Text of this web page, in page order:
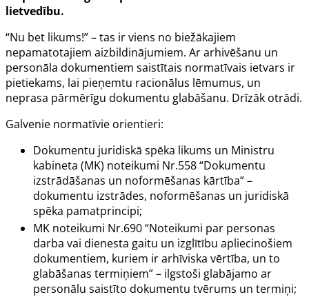
lietvedību.
“Nu bet likums!” – tas ir viens no biežākajiem
nepamatotajiem aizbildinājumiem. Ar arhivēšanu un
personāla dokumentiem saistītais normatīvais ietvars ir
pietiekams, lai pieņemtu racionālus lēmumus, un
neprasa pārmērīgu dokumentu glabāšanu. Drīzāk otrādi.
Galvenie normatīvie orientieri:
Dokumentu juridiskā spēka likums un Ministru
kabineta (MK) noteikumi Nr.558 “Dokumentu
izstrādāšanas un noformēšanas kārtība” –
dokumentu izstrādes, noformēšanas un juridiskā
spēka pamatprincipi;
MK noteikumi Nr.690 “Noteikumi par personas
darba vai dienesta gaitu un izglītību apliecinošiem
dokumentiem, kuriem ir arhīviska vērtība, un to
glabāšanas termiņiem” – ilgstoši glabājamo ar
personālu saistīto dokumentu tvērums un termiņi;